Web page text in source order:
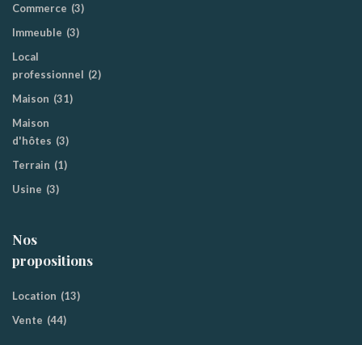
Commerce (3)
Immeuble (3)
Local
professionnel (2)
Maison (31)
Maison
d'hôtes (3)
Terrain (1)
Usine (3)
Nos
propositions
Location (13)
Vente (44)